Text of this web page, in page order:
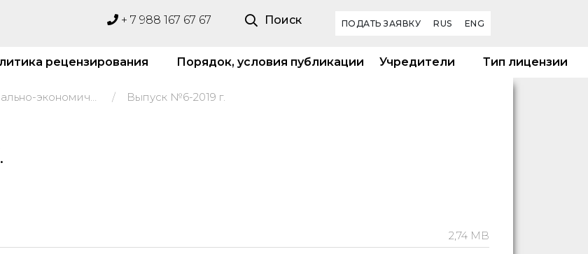
+ 7 988 167 67 67 Поиск ПОДАТЬ ЗАЯВКУ RUS ENG
рецензирования Порядок, условия публикации Учредители Тип лицензии
Гуманитарные, социально-экономические и общественные науки Выпуск №6-2019 г.
2,74 MB